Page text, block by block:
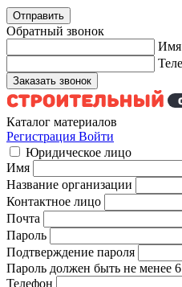
Обратный звонок
Имя
Каталог материалов
Регистрация Войти
Юридическое лицо
Имя
Название организации
Контактное лицо
Почта
Пароль
Подтверждение пароля
Пароль должен быть не менее
Телефон